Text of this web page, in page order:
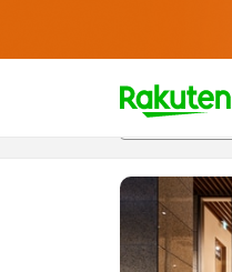
t
p
a
總覽客房與方案